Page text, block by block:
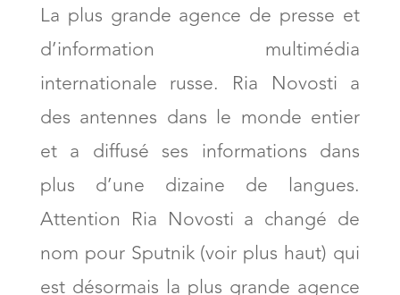
La plus grande agence de presse et
d’information multimédia
internationale russe. Ria Novosti a
des antennes dans le monde entier
et a diffusé ses informations dans
plus d’une dizaine de langues.
Attention Ria Novosti a changé de
nom pour Sputnik (voir plus haut) qui
est désormais la plus grande agence